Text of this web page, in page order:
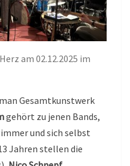
am 02.12.2025 im
Gesamtkunstwerk
gehört zu jenen Bands,
und sich selbst
Jahren stellen die